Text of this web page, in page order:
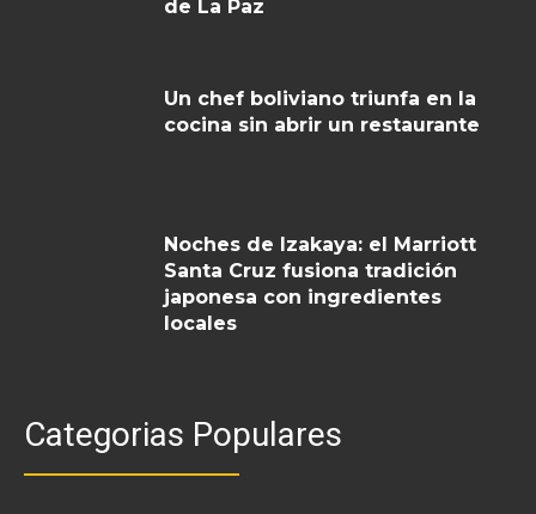
de La Paz
Un chef boliviano triunfa en la
cocina sin abrir un restaurante
Noches de Izakaya: el Marriott
Santa Cruz fusiona tradición
japonesa con ingredientes
locales
Categorias Populares